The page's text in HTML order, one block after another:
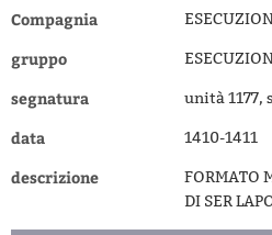
Compagnia
gruppo
segnatura unità 1177,
data 1410-1411
descrizione
FORMATO
DI SER